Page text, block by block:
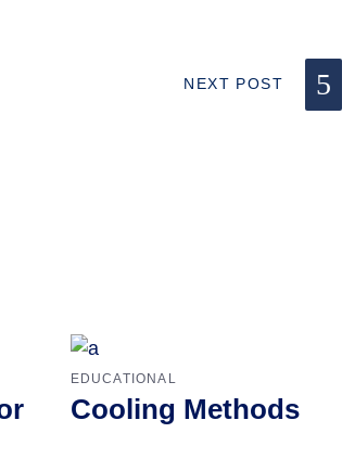
NEXT POST
EDUCATIONAL
Cooling Methods